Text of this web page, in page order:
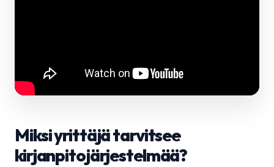
Miksi yrittäjä tarvitsee
kirjanpitojärjestelmää?